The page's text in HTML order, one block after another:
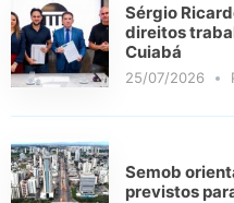
Sérgio
direitos
Cuiabá
25/07/2026
Semob
previstos